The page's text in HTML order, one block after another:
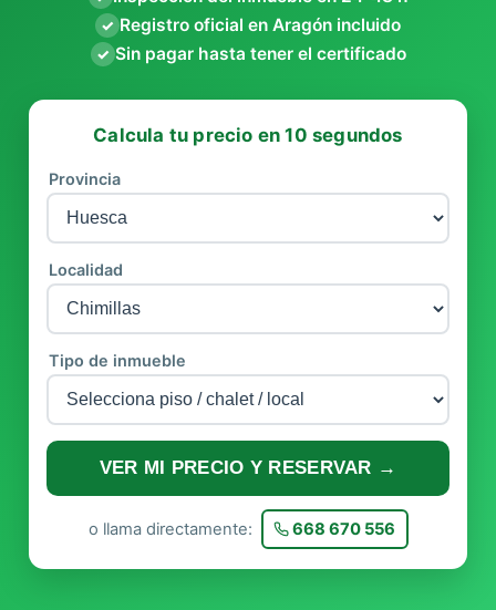
✓ Registro oficial en Aragón incluido
✓ Sin pagar hasta tener el certificado
Calcula tu precio en 10 segundos
Provincia
Localidad
Tipo de inmueble
VER MI PRECIO Y RESERVAR →
o llama directamente: 668 670 556